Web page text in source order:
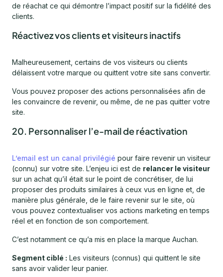
de réachat ce qui démontre l’impact positif sur la fidélité des
clients.
Réactivez vos clients et visiteurs inactifs
Malheureusement, certains de vos visiteurs ou clients
délaissent votre marque ou quittent votre site sans convertir.
Vous pouvez proposer des actions personnalisées afin de
les convaincre de revenir, ou même, de ne pas quitter votre
site.
20. Personnaliser l’e-mail de réactivation
L’email est un canal privilégié pour faire revenir un visiteur
(connu) sur votre site. L’enjeu ici est de relancer le visiteur
sur un achat qu’il était sur le point de concrétiser, de lui
proposer des produits similaires à ceux vus en ligne et, de
manière plus générale, de le faire revenir sur le site, où
vous pouvez contextualiser vos actions marketing en temps
réel et en fonction de son comportement.
C’est notamment ce qu’a mis en place la marque Auchan.
Segment ciblé : Les visiteurs (connus) qui quittent le site
sans avoir valider leur panier.